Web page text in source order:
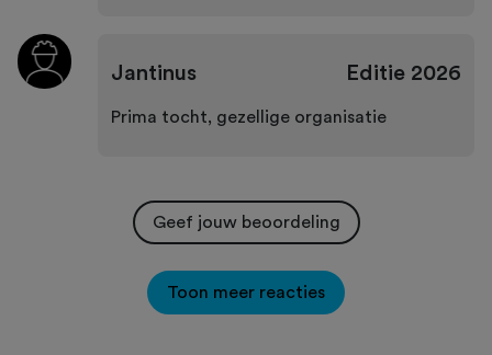
Jantinus Editie2026
Prima tocht, gezellige organisatie
Geef jouw beoordeling
Toon meer reacties